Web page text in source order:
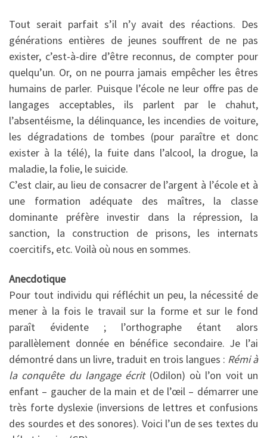
Tout serait parfait s’il n’y avait des réactions. Des
générations entières de jeunes souffrent de ne pas
exister, c’est-à-dire d’être reconnus, de compter pour
quelqu’un. Or, on ne pourra jamais empêcher les êtres
humains de parler. Puisque l’école ne leur offre pas de
langages acceptables, ils parlent par le chahut,
l’absentéisme, la délinquance, les incendies de voiture,
les dégradations de tombes (pour paraître et donc
exister à la télé), la fuite dans l’alcool, la drogue, la
maladie, la folie, le suicide.
C’est clair, au lieu de consacrer de l’argent à l’école et à
une formation adéquate des maîtres, la classe
dominante préfère investir dans la répression, la
sanction, la construction de prisons, les internats
coercitifs, etc. Voilà où nous en sommes.
Anecdotique
Pour tout individu qui réfléchit un peu, la nécessité de
mener à la fois le travail sur la forme et sur le fond
paraît évidente ; l’orthographe étant alors
parallèlement donnée en bénéfice secondaire. Je l’ai
démontré dans un livre, traduit en trois langues : Rémi à
la conquête du langage écrit(Odilon) où l’on voit un
enfant – gaucher de la main et de l’œil – démarrer une
très forte dyslexie (inversions de lettres et confusions
des sourdes et des sonores). Voici l’un de ses textes du